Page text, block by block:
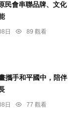
民會串聯品牌、文化
日
89 觀看
攜手和平國中，陪伴
日
77 觀看